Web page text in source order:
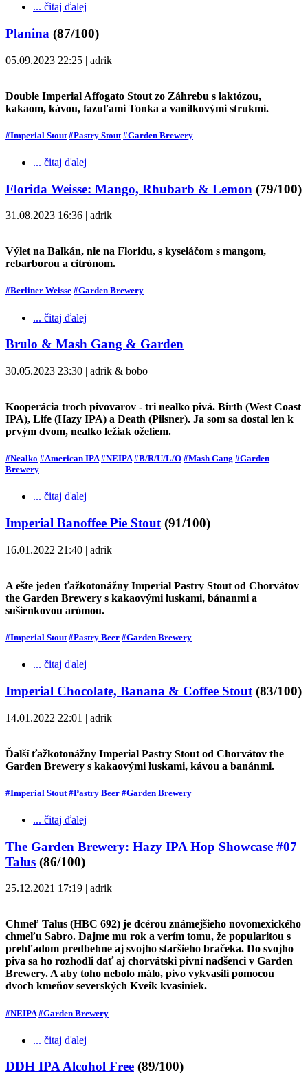
... čitaj ďalej
Planina (87/100)
05.09.2023 22:25 | adrik
Double Imperial Affogato Stout zo Záhrebu s laktózou,
kakaom, kávou, fazuľami Tonka a vanilkovými strukmi.
#Imperial Stout #Pastry Stout #Garden Brewery
... čitaj ďalej
Florida Weisse: Mango, Rhubarb & Lemon (79/100)
31.08.2023 16:36 | adrik
Výlet na Balkán, nie na Floridu, s kyseláčom s mangom,
rebarborou a citrónom.
#Berliner Weisse #Garden Brewery
... čitaj ďalej
Brulo & Mash Gang & Garden
30.05.2023 23:30 | adrik & bobo
Kooperácia troch pivovarov - tri nealko pivá. Birth (West Coast
IPA), Life (Hazy IPA) a Death (Pilsner). Ja som sa dostal len k
prvým dvom, nealko ležiak oželiem.
#Nealko #American IPA #NEIPA #B/R/U/L/O #Mash Gang #Garden
Brewery
... čitaj ďalej
Imperial Banoffee Pie Stout (91/100)
16.01.2022 21:40 | adrik
A ešte jeden ťažkotonážny Imperial Pastry Stout od Chorvátov
the Garden Brewery s kakaovými luskami, bánanmi a
sušienkovou arómou.
#Imperial Stout #Pastry Beer #Garden Brewery
... čitaj ďalej
Imperial Chocolate, Banana & Coffee Stout (83/100)
14.01.2022 22:01 | adrik
Ďalší ťažkotonážny Imperial Pastry Stout od Chorvátov the
Garden Brewery s kakaovými luskami, kávou a banánmi.
#Imperial Stout #Pastry Beer #Garden Brewery
... čitaj ďalej
The Garden Brewery: Hazy IPA Hop Showcase #07
Talus (86/100)
25.12.2021 17:19 | adrik
Chmeľ Talus (HBC 692) je dcérou známejšieho novomexického
chmeľu Sabro. Dajme mu rok a verím tomu, že popularitou s
prehľadom predbehne aj svojho staršieho bračeka. Do svojho
piva sa ho rozhodli dať aj chorvátski pivní nadšenci v Garden
Brewery. A aby toho nebolo málo, pivo vykvasili pomocou
dvoch kmeňov severských Kveik kvasiniek.
#NEIPA #Garden Brewery
... čitaj ďalej
DDH IPA Alcohol Free (89/100)